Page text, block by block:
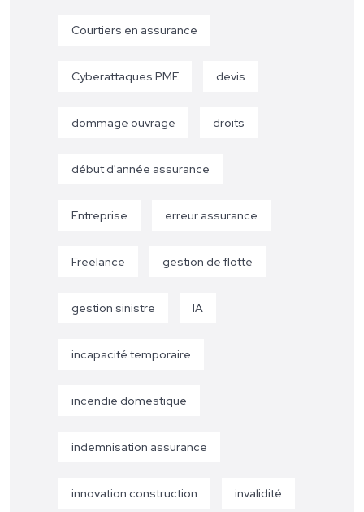
Courtiers en assurance
Cyberattaques PME devis
dommage ouvrage droits
début d'année assurance
Entreprise erreur assurance
Freelance gestion de flotte
gestion sinistre IA
incapacité temporaire
incendie domestique
indemnisation assurance
innovation construction invalidité